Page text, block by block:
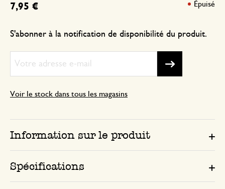
7,95 €
S'abonner à la notification de disponibilité du produit.
Épuisé
Voir le stock dans tous les magasins
Information sur le produit
Spécifications